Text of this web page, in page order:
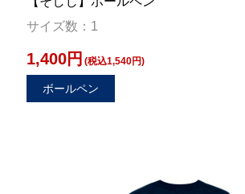
サイズ数：1
1,400円 (税込1,540円)
ボールペン